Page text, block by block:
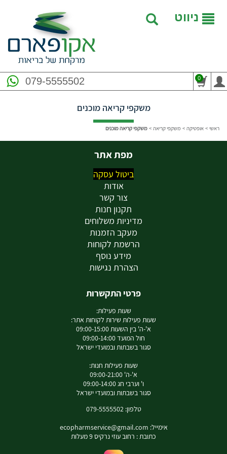
ניווט
079-5555502 0
משקפי קריאה מוכנים
ראשי > אופטיקה > משקפי קריאה > משקפי קריאה מוכנים
מפת אתר
ביטול עסקה
אודות
צור קשר
תקנון חנות
מדיניות משלוחים
מעקב הזמנות
הרשמת לקוחות
מידע נוסף
הצהרת נגישות
פרטי התקשרות
שעות פעילות:
שעות פעילות שירות לקוחות אתר:
א'-ה' בין השעות 09:00-15:00
חול המועד 09:00-14:00
סגור בשבתות ובמועדי ישראל
שעות פעילות חנות:
א'-ה' 09:00-21:00
ו' וערבי חג 09:00-14:00
סגור בשבתות ובמועדי ישראל
טלפון: 079-5555502
אימייל: ecopharmservice@gmail.com
כתובת : רחוב עוזי נרקיס 9 מעלות